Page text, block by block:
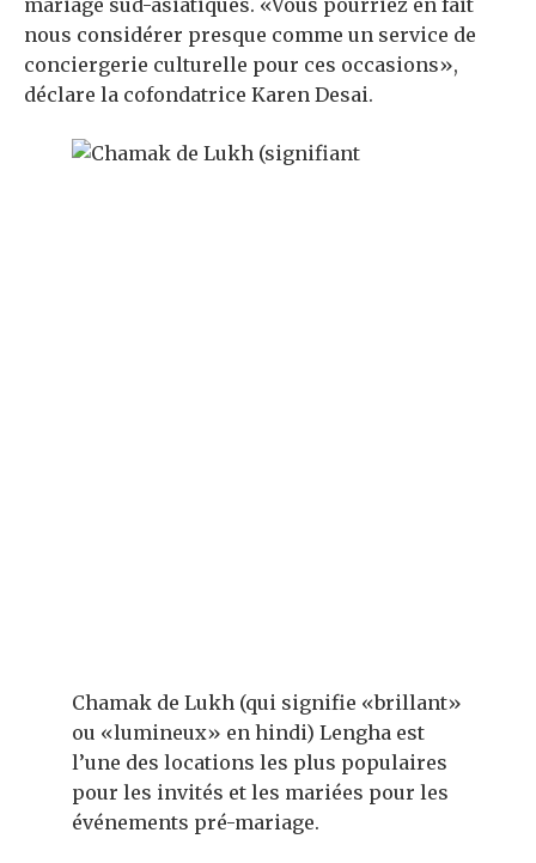
nous considérer presque comme un service de
conciergerie culturelle pour ces occasions»,
déclare la cofondatrice Karen Desai.
Chamak de Lukh (qui signifie «brillant»
ou «lumineux» en hindi) Lengha est
l’une des locations les plus populaires
pour les invités et les mariées pour les
événements pré-mariage.